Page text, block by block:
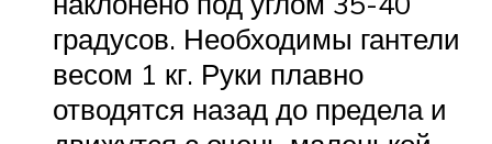
градусов. Необходимы гантели
весом 1 кг. Руки плавно
отводятся назад до предела и